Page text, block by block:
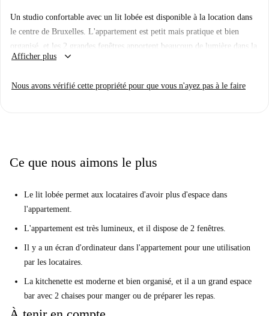
Un studio confortable avec un lit lobée est disponible à la location dans
le centre de Bruxelles. L'appartement est petit mais pratique et bien
organisé, et les 2 grandes fenêtres apportent beaucoup de lumière dans la
pièce. Le lit lobée donne le studio le sentiment d'être plus grand qu'il est.
mini-réfrigérateur-congélateur, une bouilloire, une petite cuisinière, un
et la Grand-Place, il y a toujours quelque chose à voir et à faire dans
Afficher plus keyboard_arrow_down
Nous avons vérifié cette propriété pour que vous n'ayez pas à le faire
Ce que nous aimons le plus
Le lit lobée permet aux locataires d'avoir plus d'espace dans
l'appartement.
L'appartement est très lumineux, et il dispose de 2 fenêtres.
Il y a un écran d'ordinateur dans l'appartement pour une utilisation
par les locataires.
La kitchenette est moderne et bien organisé, et il a un grand espace
bar avec 2 chaises pour manger ou de préparer les repas.